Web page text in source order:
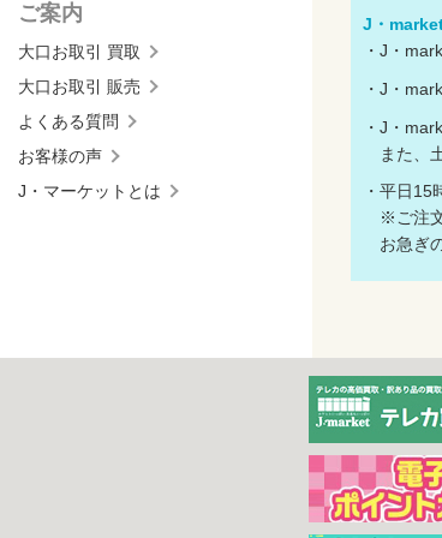
ご案内
大口お取引 買取
大口お取引 販売
よくある質問
お客様の声
J・マーケットとは
J・
・J・
・J・
・J・
また、
・平日15
※ご注文
お急ぎ